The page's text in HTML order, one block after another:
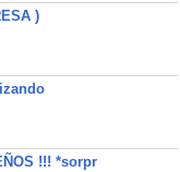
)
!!! *sorpr